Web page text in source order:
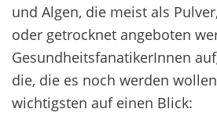
und Algen, die meist als
oder getrocknet angeboten
GesundheitsfanatikerInnen
die, die es noch werden
wichtigsten auf einen Blick: